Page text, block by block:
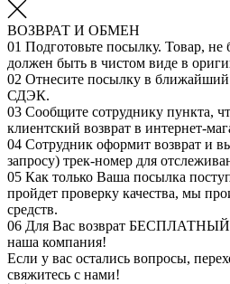
ВОЗВРАТ И ОБМЕН
01 Подготовьте посылку. Товар,
должен быть в чистом виде в
02 Отнесите посылку в ближайший
СДЭК.
03 Сообщите сотруднику пункта,
клиентский возврат в интернет-
04 Сотрудник оформит возврат и
запросу) трек-номер для
05 Как только Ваша посылка
пройдет проверку качества, мы
средств.
06 Для Вас возврат БЕСПЛАТНЫЙ,
наша компания!
Если у вас остались вопросы,
свяжитесь с нами!